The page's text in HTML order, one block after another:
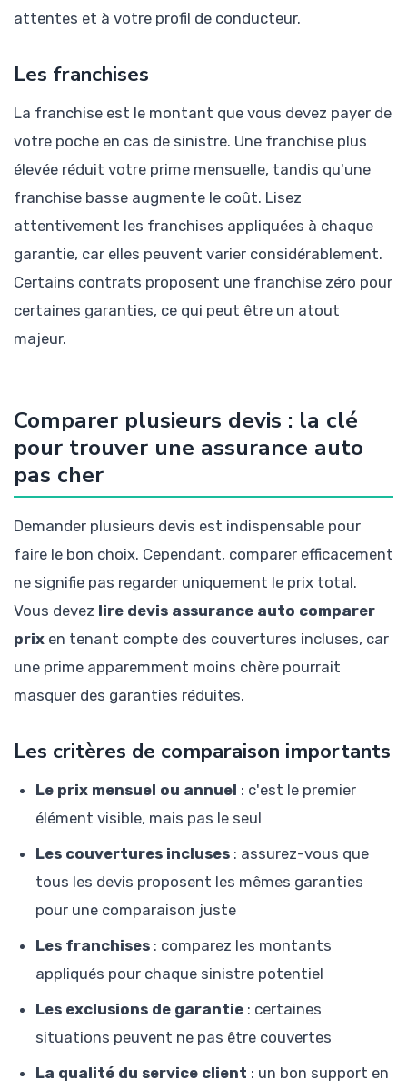
attentes et à votre profil de conducteur.
Les franchises
La franchise est le montant que vous devez payer de
votre poche en cas de sinistre. Une franchise plus
élevée réduit votre prime mensuelle, tandis qu'une
franchise basse augmente le coût. Lisez
attentivement les franchises appliquées à chaque
garantie, car elles peuvent varier considérablement.
Certains contrats proposent une franchise zéro pour
certaines garanties, ce qui peut être un atout
majeur.
Comparer plusieurs devis : la clé
pour trouver une assurance auto
pas cher
Demander plusieurs devis est indispensable pour
faire le bon choix. Cependant, comparer efficacement
ne signifie pas regarder uniquement le prix total.
Vous devez lire devis assurance auto comparer
prix en tenant compte des couvertures incluses, car
une prime apparemment moins chère pourrait
masquer des garanties réduites.
Les critères de comparaison importants
Le prix mensuel ou annuel : c'est le premier
élément visible, mais pas le seul
Les couvertures incluses : assurez-vous que
tous les devis proposent les mêmes garanties
pour une comparaison juste
Les franchises : comparez les montants
appliqués pour chaque sinistre potentiel
Les exclusions de garantie : certaines
situations peuvent ne pas être couvertes
La qualité du service client : un bon support en